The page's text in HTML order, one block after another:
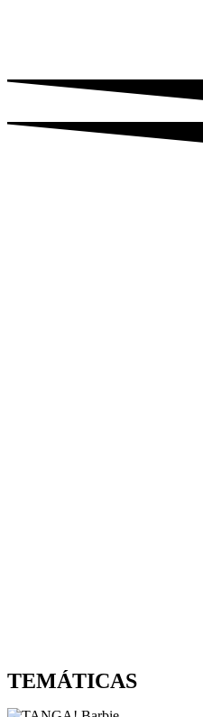
TEMÁTICAS